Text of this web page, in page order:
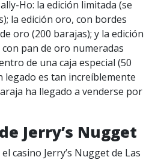
Ho: la edición limitada (se
la edición oro, con bordes
oro (200 barajas); y la edición
pan de oro numeradas
de una caja especial (50
legado es tan increíblemente
ha llegado a venderse por
Jerry’s Nugget
casino Jerry’s Nugget de Las